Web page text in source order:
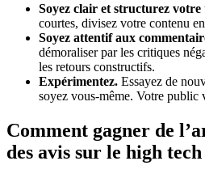
Soyez clair et structurez votre
courtes, divisez votre contenu
Soyez attentif aux
démoraliser par les critiques
les retours constructifs.
Expérimentez. Essayez de
soyez vous-même. Votre public
Comment gagner de
des avis sur le high tech